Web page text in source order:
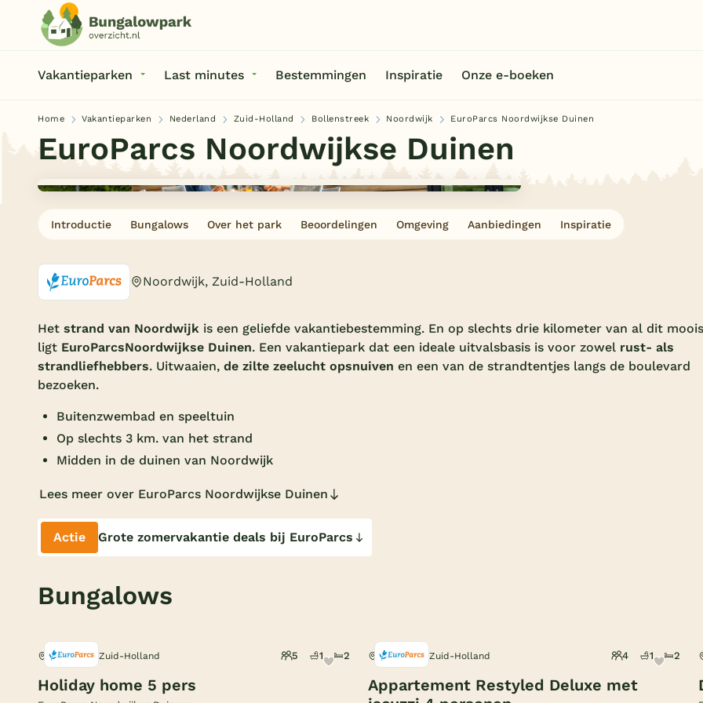
Vakantieparken Last minutes Bestemmingen Inspiratie Onze e-boeken
Home Vakantieparken Nederland Zuid-Holland Bollenstreek Noordwijk EuroParcs Noordwijkse Duinen
EuroParcs Noordwijkse Duinen
Introductie Bungalows Over het park Beoordelingen Omgeving Aanbiedingen Inspiratie
Noordwijk, Zuid-Holland
Het strand van Noordwijk is een geliefde vakantiebestemming. En op slechts drie kilometer van al dit moois
ligt EuroParcsNoordwijkse Duinen. Een vakantiepark dat een ideale uitvalsbasis is voor zowel rust- als
strandliefhebbers. Uitwaaien, de zilte zeelucht opsnuiven en een van de strandtentjes langs de boulevard
bezoeken.
Buitenzwembad en speeltuin
Op slechts 3 km. van het strand
Midden in de duinen van Noordwijk
Lees meer over EuroParcs Noordwijkse Duinen
Actie Grote zomervakantie deals bij EuroParcs
Bungalows
Noordwijk, Zuid-Holland 5 1 2
Holiday home 5 pers
Noordwijk, Zuid-Holland 4 1 2
Appartement Restyled Deluxe met